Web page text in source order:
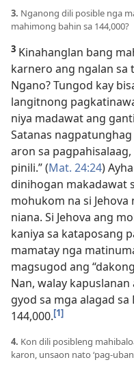
3. Nganong dili posible nga
mahimong bahin sa 144,000?
3 Kinahanglan bang
karnero ang ngalan sa
Ngano? Tungod kay
langitnong
niya madawat ang
Satanas
aron sa
pinili.” (Mat. 24:24)
dinihogan makadawat
mohukom na si
niana. Si Jehova ang
kaniya sa kataposang
mamatay nga
magsugod ang
Nan, walay
gyod sa mga alagad
144,000.[1]
4. Kon dili posibleng
karon, unsaon nato ‘pag-